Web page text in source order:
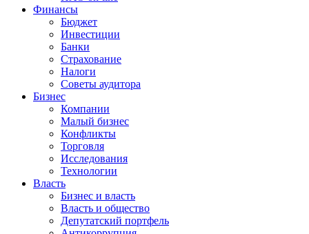
Финансы
Бюджет
Инвестиции
Банки
Страхование
Налоги
Советы аудитора
Бизнес
Компании
Малый бизнес
Конфликты
Торговля
Исследования
Технологии
Власть
Бизнес и власть
Власть и общество
Депутатский портфель